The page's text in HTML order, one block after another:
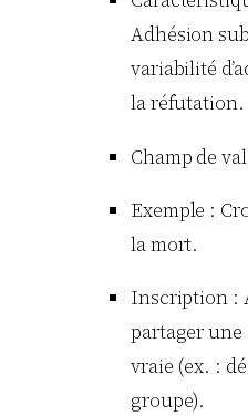
Adhésion
variabilité
la réfutation.
Champ de
Exemple :
la mort.
Inscription :
partager
vraie (ex. :
groupe).